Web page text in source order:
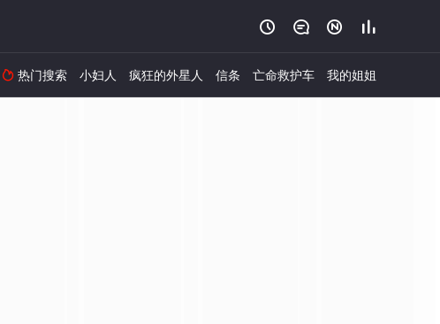
   
 热门搜索 小妇人 疯狂的外星人 信条 亡命救护车 我的姐姐